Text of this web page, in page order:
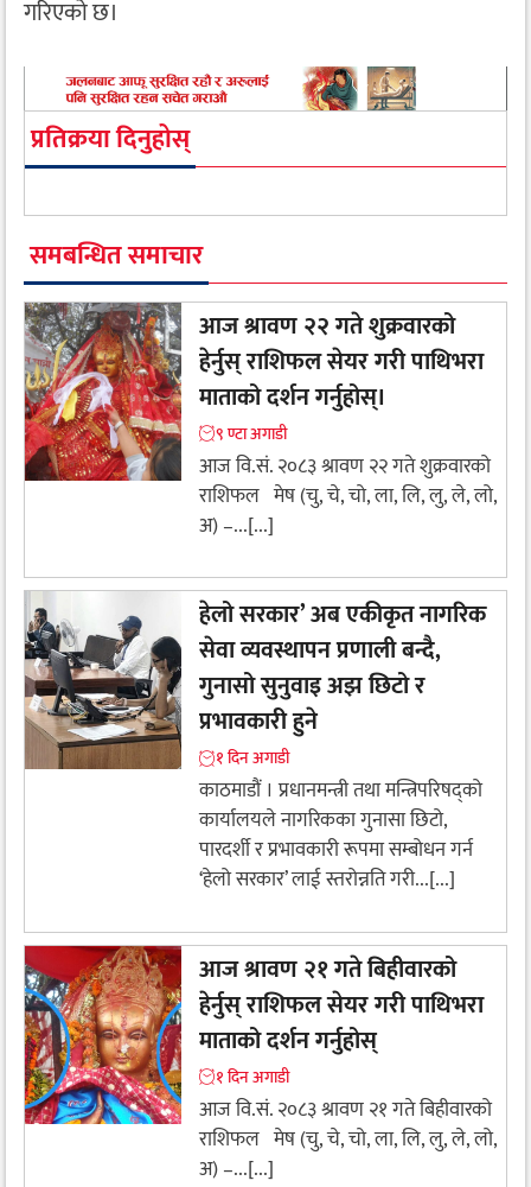
गरिएको छ।
प्रतिक्रया दिनुहोस्
समबन्धित समाचार
आज श्रावण २२ गते शुक्रवारको
हेर्नुस् राशिफल सेयर गरी पाथिभरा
माताको दर्शन गर्नुहोस्।
९ ण्टा अगाडी
आज वि.सं. २०८३ श्रावण २२ गते शुक्रवारको
राशिफल मेष (चु, चे, चो, ला, लि, लु, ले, लो,
अ) –...[...]
हेलो सरकार’ अब एकीकृत नागरिक
सेवा व्यवस्थापन प्रणाली बन्दै,
गुनासो सुनुवाइ अझ छिटो र
प्रभावकारी हुने
१ दिन अगाडी
काठमाडौं । प्रधानमन्त्री तथा मन्त्रिपरिषद्को
कार्यालयले नागरिकका गुनासा छिटो,
पारदर्शी र प्रभावकारी रूपमा सम्बोधन गर्न
‘हेलो सरकार’ लाई स्तरोन्नति गरी...[...]
आज श्रावण २१ गते बिहीवारको
हेर्नुस् राशिफल सेयर गरी पाथिभरा
माताको दर्शन गर्नुहोस्
१ दिन अगाडी
आज वि.सं. २०८३ श्रावण २१ गते बिहीवारको
राशिफल मेष (चु, चे, चो, ला, लि, लु, ले, लो,
अ) –...[...]